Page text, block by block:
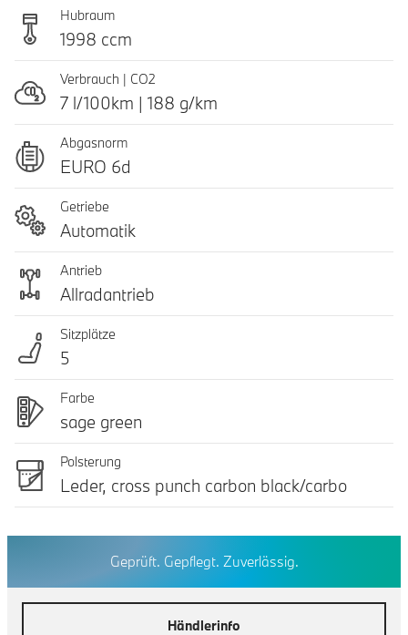
Hubraum
1998 ccm
Verbrauch | CO2
7 l/100km | 188 g/km
Abgasnorm
EURO 6d
Getriebe
Automatik
Antrieb
Allradantrieb
Sitzplätze
5
Farbe
sage green
Polsterung
Leder, cross punch carbon black/carbo
Geprüft. Gepflegt. Zuverlässig.
Händlerinfo